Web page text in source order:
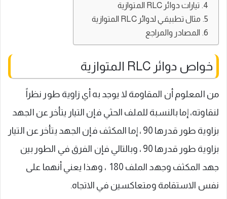
تيارات دوائر RLC المتوازية
مثال تطبيقي لدوائر RLC المتوازية
المصادر والمراجع
خواص دوائر RLC المتوازية
من المعلوم أن المقاومة لا يوجد به أي زاوية طور نظراً
لنقاوته، إما بالنسبة للملف الحثي فإن التيار يتأخر عن الجهد
بزاوية طور قدرها 90 ، إما المكثف فإن الجهد يتأخر عن التيار
بزاوية طور قدرها 90 ، وبالتالي فإن الفرق في الطور بين
جهد المكثف وجهد الملف 180 ، وهذا يعني أنهما على
نفس الاستقامة ومتعاكسين في الاتجاه.